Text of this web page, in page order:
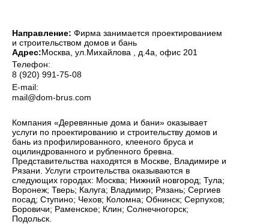
Направление: Фирма занимается проектированием
и строительством домов и бань
Адрес:Москва , ул.Михайлова , д.4a, офис 201
Телефон:
8 (920) 991-75-08
E-mail:
mail@dom-brus.com
Компания «Деревянные дома и бани» оказывает
услуги по проектированию и строительству домов и
бань из профилированного, клееного бруса и
оцилиндрованного и рубленного бревна.
Представительства находятся в Москве, Владимире и
Рязани. Услуги строительства оказываются в
следующих городах: Москва; Нижний новгород; Тула;
Воронеж; Тверь; Калуга; Владимир; Рязань; Сергиев
посад; Ступино; Чехов; Коломна; Обнинск; Серпухов;
Боровичи; Раменское; Клин; Солнечногорск;
Подольск.